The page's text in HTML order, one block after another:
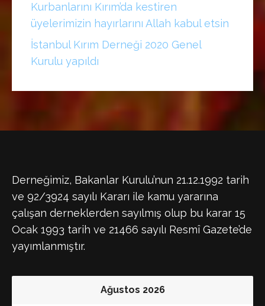
Kurbanlarını Kırım’da kestiren
üyelerimizin hayırlarını Allah kabul etsin
İstanbul Kırım Derneği 2020 Genel
Kurulu yapıldı
Derneğimiz, Bakanlar Kurulu’nun 21.12.1992 tarih
ve 92/3924 sayılı Kararı ile kamu yararına
çalışan derneklerden sayılmış olup bu karar 15
Ocak 1993 tarih ve 21466 sayılı Resmî Gazete’de
yayımlanmıştır.
Ağustos 2026